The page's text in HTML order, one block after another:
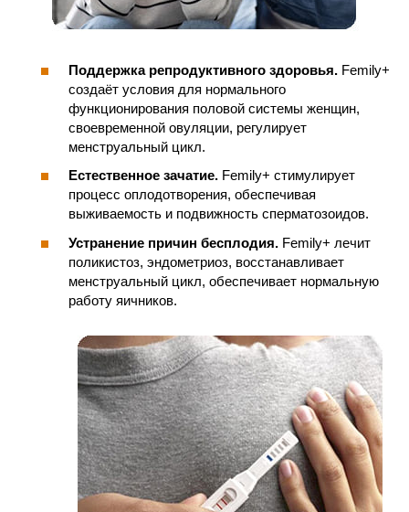
Поддержка репродуктивного здоровья. Femily+
создаёт условия для нормального
функционирования половой системы женщин,
своевременной овуляции, регулирует
менструальный цикл.
Естественное зачатие. Femily+ стимулирует
процесс оплодотворения, обеспечивая
выживаемость и подвижность сперматозоидов.
Устранение причин бесплодия. Femily+ лечит
поликистоз, эндометриоз, восстанавливает
менструальный цикл, обеспечивает нормальную
работу яичников.